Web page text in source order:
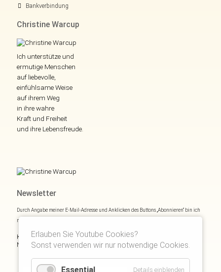
Bankverbindung
Christine Warcup
Ich unterstütze und
ermutige Menschen
auf liebevolle,
einfühlsame Weise
auf ihrem Weg
in ihre wahre
Kraft und Freiheit
und ihre Lebensfreude.
Newsletter
Durch Angabe meiner E-Mail-Adresse und Anklicken des Buttons „Abonnieren“ bin ich
mich mit
Kostenloses E- und Audiobook & monatliche Inspirationen via
Newsletter:
Erlauben Sie Youtube Cookies?
Sonst verwenden wir nur notwendige Cookies.
Essential Details einblenden